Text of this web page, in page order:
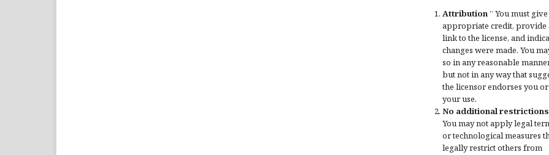
Attribution” You must give
appropriate credit, provide
link to the license, and
changes were made. You
so in any reasonable
but not in any way that
the licensor endorses you or
your use.
No additional restrictions
You may not apply legal
ortechnological measures
legally restrict others from